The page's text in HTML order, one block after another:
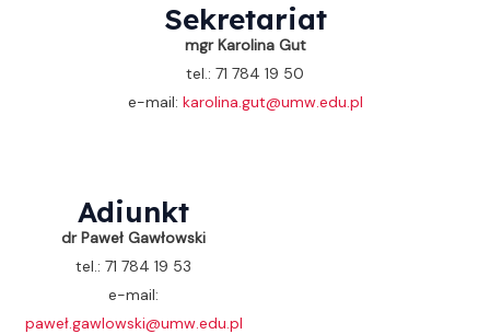
Sekretariat
mgr Karolina Gut
tel.: 71 784 19 50
e-mail: karolina.gut@umw.edu.pl
Adiunkt
dr Paweł Gawłowski
tel.: 71 784 19 53
e-mail:
paweł.gawlowski@umw.edu.pl